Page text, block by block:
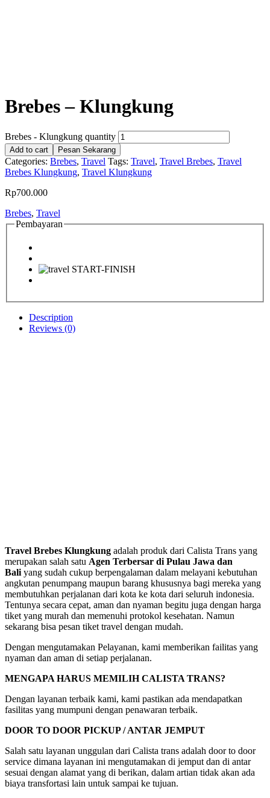
Brebes – Klungkung
Brebes - Klungkung quantity
Add to cart Pesan Sekarang
Categories: Brebes, Travel Tags: Travel, Travel Brebes, Travel
Brebes Klungkung, Travel Klungkung
Rp700.000
Brebes, Travel
Pembayaran
Description
Reviews (0)
Travel Brebes Klungkung adalah produk dari Calista Trans yang
merupakan salah satu Agen Terbersar di Pulau Jawa dan
Baliyang sudah cukup berpengalaman dalam melayani kebutuhan
angkutan penumpang maupun barang khususnya bagi mereka yang
membutuhkan perjalanan dari kota ke kota dari seluruh indonesia.
Tentunya secara cepat, aman dan nyaman begitu juga dengan harga
tiket yang murah dan memenuhi protokol kesehatan. Namun
sekarang bisa pesan tiket travel dengan mudah.
Dengan mengutamakan Pelayanan, kami memberikan failitas yang
nyaman dan aman di setiap perjalanan.
MENGAPA HARUS MEMILIH CALISTA TRANS?
Dengan layanan terbaik kami, kami pastikan ada mendapatkan
fasilitas yang mumpuni dengan penawaran terbaik.
DOOR TO DOOR PICKUP / ANTAR JEMPUT
Salah satu layanan unggulan dari Calista trans adalah door to door
service dimana layanan ini mengutamakan di jemput dan di antar
sesuai dengan alamat yang di berikan, dalam artian tidak akan ada
biaya transfortasi lain untuk sampai ke tujuan.